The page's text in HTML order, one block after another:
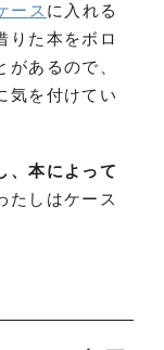
ース に入れる
りた本をボロ
あるので、
気を付けてい
、本によって
たしはケース